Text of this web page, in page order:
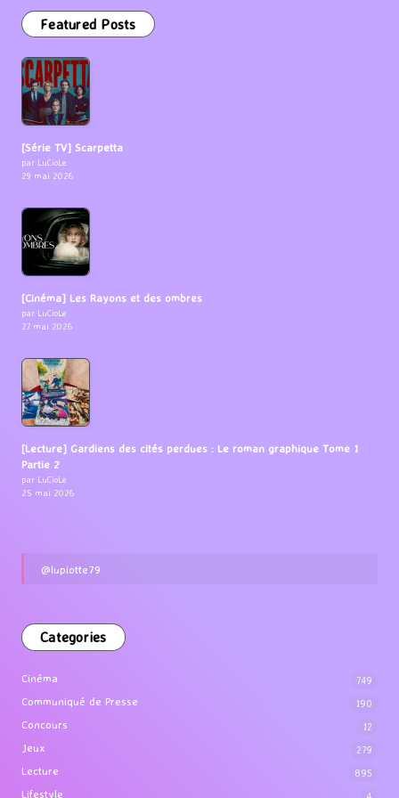
Featured Posts
[Série TV] Scarpetta
par LuCioLe
29 mai 2026
[Cinéma] Les Rayons et des ombres
par LuCioLe
27 mai 2026
[Lecture] Gardiens des cités perdues : Le roman graphique Tome 1
Partie 2
par LuCioLe
25 mai 2026
@lupiotte79
Categories
Cinéma 749
Communiqué de Presse 190
Concours 12
Jeux 279
Lecture 895
Lifestyle